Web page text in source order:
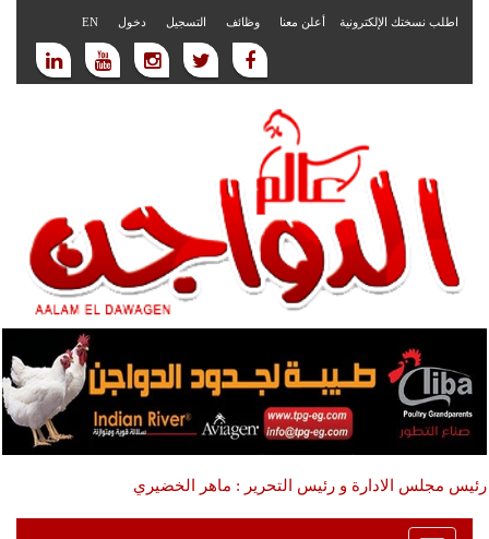
اطلب نسختك الإلكترونية أعلن معنا وظائف التسجيل دخول EN
رئيس مجلس الادارة و رئيس التحرير : ماهر الخضيري